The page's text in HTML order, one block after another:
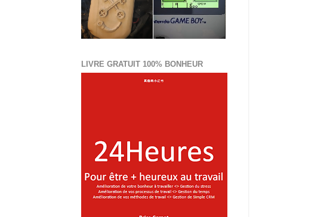
LIVRE GRATUIT 100% BONHEUR